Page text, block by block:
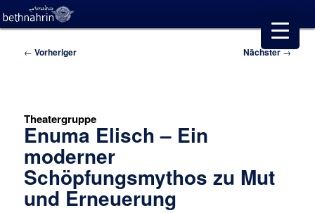
Beitragsnavigation
← Vorheriger Nächster→
Theatergruppe
Enuma Elisch – Ein
moderner
Schöpfungsmythos zu Mut
und Erneuerung